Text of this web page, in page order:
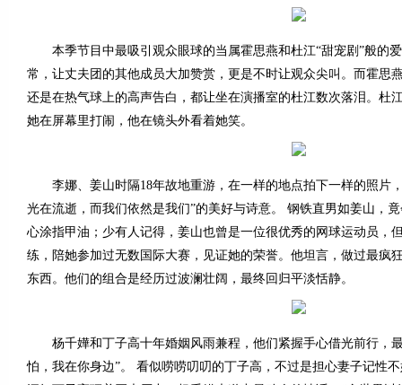
本季节目中最吸引观众眼球的当属霍思燕和杜江“甜宠剧”般的
常，让丈夫团的其他成员大加赞赏，更是不时让观众尖叫。而霍思
还是在热气球上的高声告白，都让坐在演播室的杜江数次落泪。杜
她在屏幕里打闹，他在镜头外看着她笑。
李娜、姜山时隔18年故地重游，在一样的地点拍下一样的照片
光在流逝，而我们依然是我们”的美好与诗意。 钢铁直男如姜山，
心涂指甲油；少有人记得，姜山也曾是一位很优秀的网球运动员，
练，陪她参加过无数国际大赛，见证她的荣誉。他坦言，做过最疯
东西。他们的组合是经历过波澜壮阔，最终回归平淡恬静。
杨千嬅和丁子高十年婚姻风雨兼程，他们紧握手心借光前行，
怕，我在你身边”。 看似唠唠叨叨的丁子高，不过是担心妻子记性